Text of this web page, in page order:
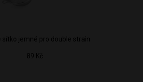
sítko jemné pro double strain
89 Kč